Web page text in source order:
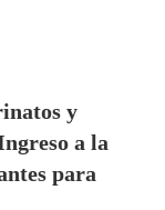
y
a la
para